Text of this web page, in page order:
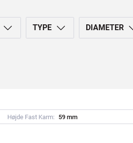
TYPE DIAMETER
Højde Fast Karm: 59 mm